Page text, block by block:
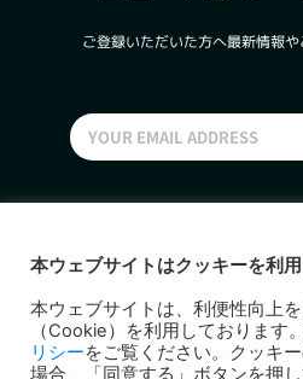
東京都環
お問い合
プライバシー
ご登録いただいた方へ最新情報や
本ウェブサイトはクッキーを利
本ウェブサイトは、利便性向上
（Cookie）を利用しております
リシーをご覧ください。クッキ
場合、「同意する」ボタンを押